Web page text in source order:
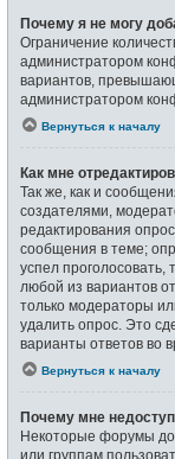
Почему я не могу
Ограничение
администратором
вариантов,
администратором
Вернуться к началу
Как мне
Так же, как и
создателями,
редактирования
сообщения в теме;
успел проголосовать,
любой из вариантов
только модераторы
удалить опрос. Это
варианты ответов во
Вернуться к началу
Почему мне
Некоторые форумы
или группам